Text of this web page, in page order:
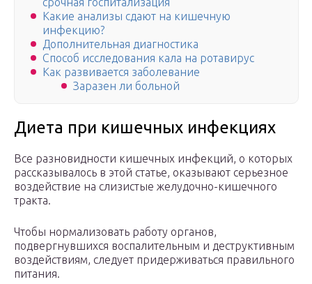
Какие анализы сдают на кишечную
инфекцию?
Дополнительная диагностика
Способ исследования кала на ротавирус
Как развивается заболевание
Заразен ли больной
Диета при кишечных инфекциях
Все разновидности кишечных инфекций, о которых
рассказывалось в этой статье, оказывают серьезное
воздействие на слизистые желудочно-кишечного
тракта.
Чтобы нормализовать работу органов,
подвергнувшихся воспалительным и деструктивным
воздействиям, следует придерживаться правильного
питания.